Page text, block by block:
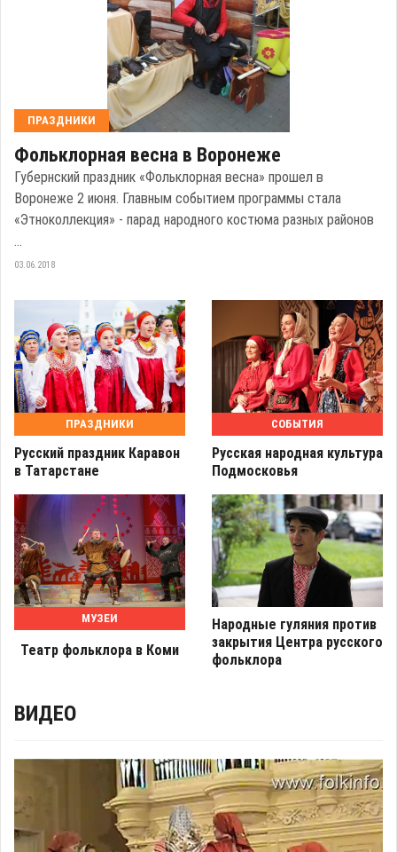
ПРАЗДНИКИ
Фольклорная весна в Воронеже
Губернский праздник «Фольклорная весна» прошел в
Воронеже 2 июня. Главным событием программы стала
«Этноколлекция» - парад народного костюма разных районов
03.06.2018
ПРАЗДНИКИ
Русский праздник Каравон
в Татарстане
СОБЫТИЯ
Русская народная культура
Подмосковья
МУЗЕИ
Театр фольклора в Коми
Народные гуляния против
закрытия Центра русского
фольклора
ВИДЕО